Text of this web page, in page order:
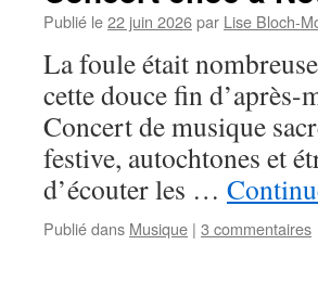
Publié le22 juin 2026par Lise Bloch-
La foule était
cette douce fin
Concert de musique
festive, autochtones et
d’écouter les …
Publié dans Musique | 3 commentaires